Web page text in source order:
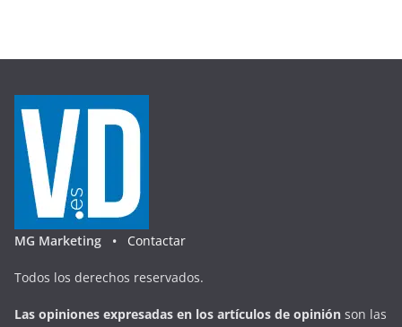
MG Marketing • Contactar
Todos los derechos reservados.
Las opiniones expresadas en los artículos de opinión son las